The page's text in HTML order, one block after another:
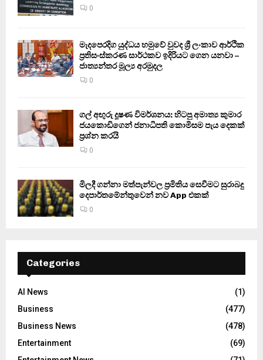
0
මැදපෙරදිග යුද්ධය හමුවේ වුවද ශ්‍රී ලංකාව ආර්ථික
ප්‍රතිසංස්කරණ සාර්ථකව ඉදිරියට ගෙන යනවා –
ජාත්‍යන්තර මූල්‍ය අරමුදල
0
ගල් අඟුරු දූෂණ විමර්ශනය: හිටපු අමාත්‍ය කුමාර
ජයකොඩිගෙන් ජනාධිපති කොමිසම පැය දෙකක්
ප්‍රශ්න කරයි
0
මිලදී ගන්නා මත්පැන්වල ප්‍රමිතිය සෙවීමට සුරාබදු
දෙපාර්තමේන්තුවෙන් නව App එකක්
0
Categories
AI News
(1)
Business
(477)
Business News
(478)
Entertainment
(69)